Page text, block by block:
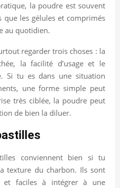
la poudre est souvent
que les gélules et comprimés
au quotidien.
regarder trois choses : la
la facilité d’usage et le
Si tu es dans une situation
une forme simple peut
très ciblée, la poudre peut
de bien la diluer.
conviennent bien si tu
texture du charbon. Ils sont
et faciles à intégrer à une